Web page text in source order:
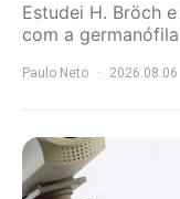
Estudei H. Bröch
com a
Paulo Neto 2026.08.06